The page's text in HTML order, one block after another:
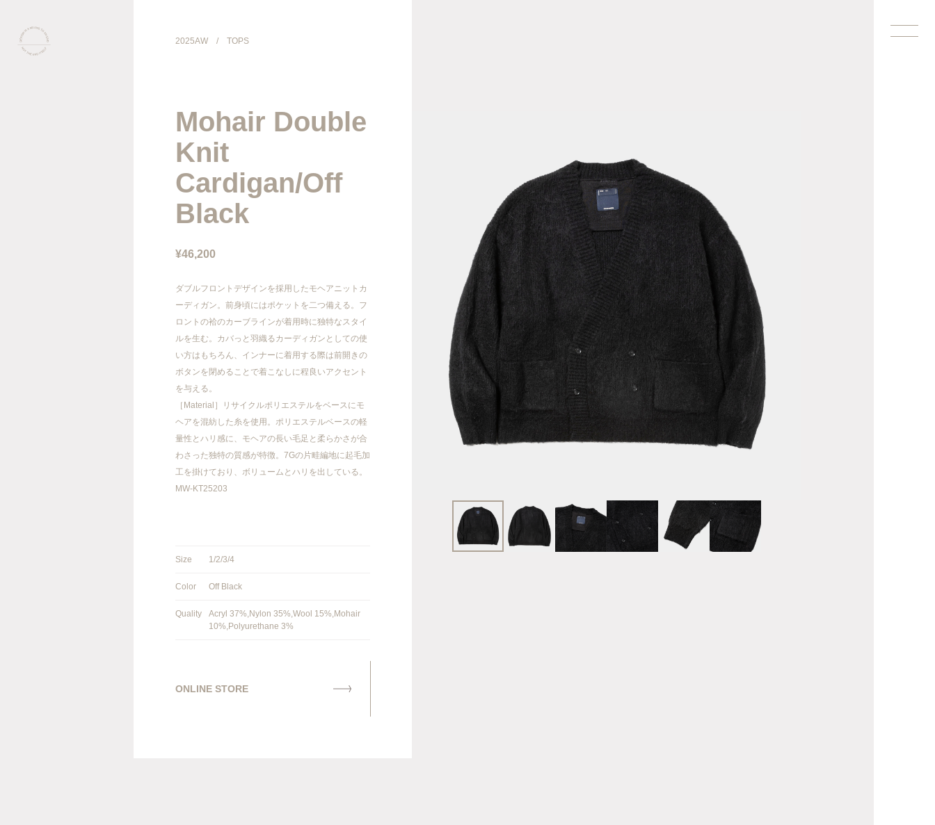
2025AW / TOPS
Mohair Double
Knit
Cardigan/Off
Black
¥46,200
ダブルフロントデザインを採用したモヘアニットカ
ーディガン。前身頃にはポケットを二つ備える。フ
ロントの袷のカーブラインが着用時に独特なスタイ
ルを生む。カバっと羽織るカーディガンとしての使
い方はもちろん、インナーに着用する際は前開きの
ボタンを閉めることで着こなしに程良いアクセント
を与える。
［Material］リサイクルポリエステルをベースにモ
ヘアを混紡した糸を使用。ポリエステルベースの軽
量性とハリ感に、モヘアの長い毛足と柔らかさが合
わさった独特の質感が特徴。7Gの片畦編地に起毛加
工を掛けており、ボリュームとハリを出している。
MW-KT25203
Size 1/2/3/4
Color Off Black
Quality
Acryl 37%,Nylon 35%,Wool 15%,Mohair
10%,Polyurethane 3%
ONLINE STORE
2023AW
2022AW
20AW/21SS
PRODUCT
GALLERY
ONLINE STORE
STORELIST
ABOUT
FACEBOOK
INSTAGRAM
info@meanswhile.net